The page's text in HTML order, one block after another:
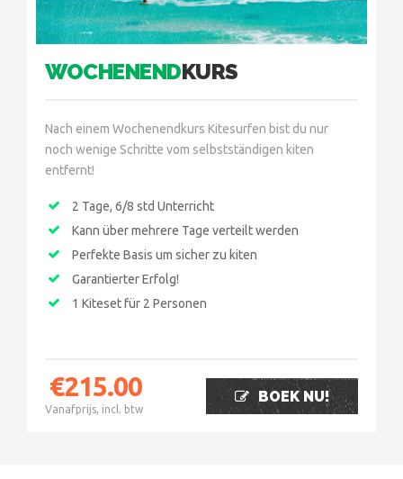
WOCHENENDKURS
Nach einem Wochenendkurs Kitesurfen bist du nur
noch wenige Schritte vom selbstständigen kiten
entfernt!
2 Tage, 6/8 std Unterricht
Kann über mehrere Tage verteilt werden
Perfekte Basis um sicher zu kiten
Garantierter Erfolg!
1 Kiteset für 2 Personen
€215.00
Vanafprijs, incl. btw
BOEK NU!